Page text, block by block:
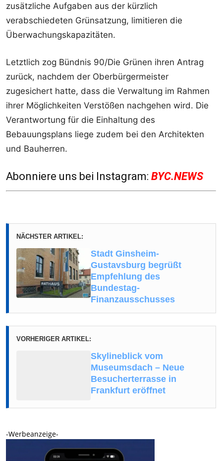
zusätzliche Aufgaben aus der kürzlich
verabschiedeten Grünsatzung, limitieren die
Überwachungskapazitäten.
Letztlich zog Bündnis 90/Die Grünen ihren Antrag
zurück, nachdem der Oberbürgermeister
zugesichert hatte, dass die Verwaltung im Rahmen
ihrer Möglichkeiten Verstößen nachgehen wird. Die
Verantwortung für die Einhaltung des
Bebauungsplans liege zudem bei den Architekten
und Bauherren.
Abonniere uns bei Instagram: BYC.NEWS
NÄCHSTER ARTIKEL:
Stadt Ginsheim-
Gustavsburg begrüßt
Empfehlung des
Bundestag-
Finanzausschusses
VORHERIGER ARTIKEL:
Skylineblick vom
Museumsdach – Neue
Besucherterrasse in
Frankfurt eröffnet
-Werbeanzeige-